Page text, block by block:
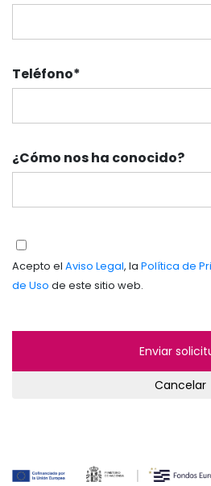
Teléfono*
¿Cómo nos ha conocido?
Acepto el Aviso Legal, la Política de
de Uso de este sitio web.
Cancelar